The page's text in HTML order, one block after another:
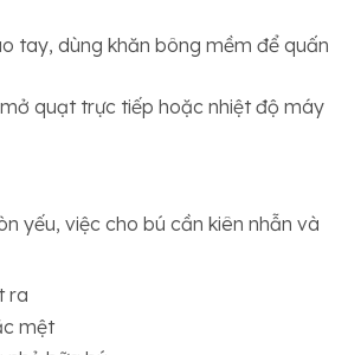
tay, dùng khăn bông mềm để quấn
quạt trực tiếp hoặc nhiệt độ máy
yếu, việc cho bú cần kiên nhẫn và
ra
mệt